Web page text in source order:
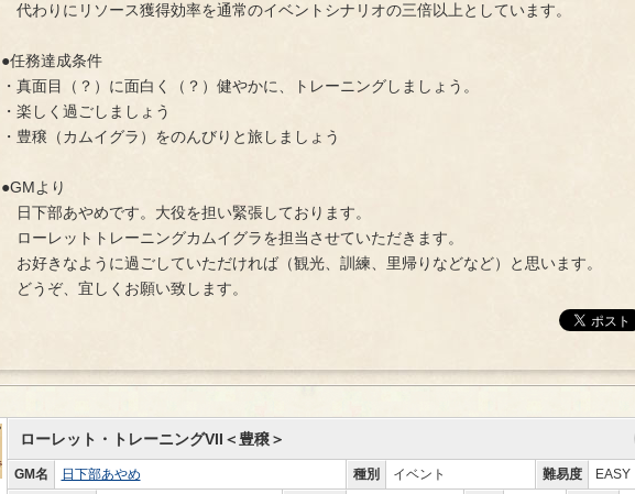
代わりにリソース獲得効率を通常のイベントシナリオの三倍以上としています。
●任務達成条件
・真面目（？）に面白く（？）健やかに、トレーニングしましょう。
・楽しく過ごしましょう
・豊穣（カムイグラ）をのんびりと旅しましょう
●GMより
日下部あやめです。大役を担い緊張しております。
ローレットトレーニングカムイグラを担当させていただきます。
お好きなように過ごしていただければ（観光、訓練、里帰りなどなど）と思います。
どうぞ、宜しくお願い致します。
ローレット・トレーニングVII＜豊穣＞
GM名 日下部あやめ 種別 イベント 難易度 EASY